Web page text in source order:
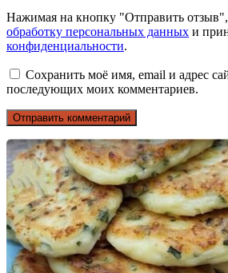
Нажимая на кнопку "Отправить отзыв",
обработку персональных данных и
конфиденциальности.
Сохранить моё имя, email и адрес
последующих моих комментариев.